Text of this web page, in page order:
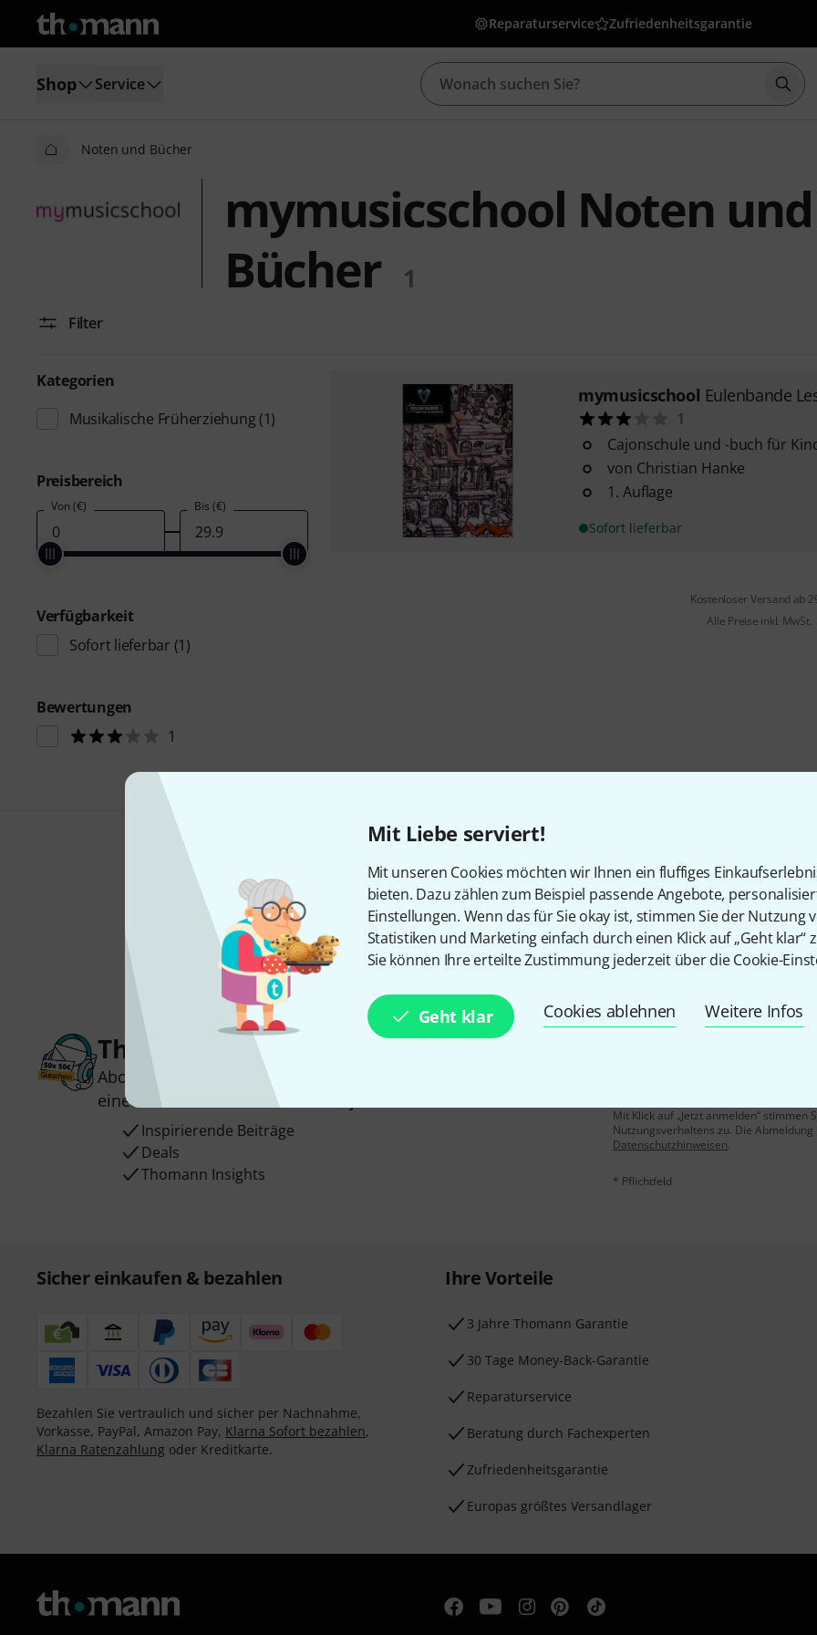
Mit Liebe serviert!
Mit unseren Cookies möchten wir Ihnen ein fluffiges
bieten. Dazu zählen zum Beispiel passende Angebote,
Einstellungen. Wenn das für Sie okay ist, stimmen Sie der Nutzung
Statistiken und Marketing einfach durch einen Klick auf „Geht klar“
Sie können Ihre erteilte Zustimmung jederzeit über die Cookie-
Geht klar Cookies ablehnen Weitere Infos
Reparaturservice Zufriedenheitsgarantie
Shop Service
Noten und Bücher
mymusicschool Noten und
Bücher
1
Filter
Kategorien
Musikalische Früherziehung (1)
Preisbereich
Von (€) Bis (€)
Verfügbarkeit
Sofort lieferbar (1)
Bewertungen
1
mymusicschool Eulenbande
1
Cajonschule und -buch für
von Christian Hanke
1. Auflage
Sofort lieferbar
Kostenloser Versand ab
Alle Preise inkl. MwSt.
Teilen Hilfe & Feedback
Thomann Newsletter
Abonniere den Thomann Newsletter und gewinne mit etwas Glück
einen von
50 Gutscheinen
Inspirierende Beiträge
Deals
Thomann Insights
Mit Klick auf „Jetzt anmelden“
Nutzungsverhaltens zu. Die
Datenschutzhinweisen.
* Pflichtfeld
Sicher einkaufen & bezahlen
Bezahlen Sie vertraulich und sicher per Nachnahme,
Vorkasse, PayPal, Amazon Pay, Klarna Sofort bezahlen,
Klarna Ratenzahlung oder Kreditkarte.
Ihre Vorteile
3 Jahre Thomann Garantie
30 Tage Money-Back-Garantie
Reparaturservice
Beratung durch Fachexperten
Zufriedenheitsgarantie
Europas größtes Versandlager